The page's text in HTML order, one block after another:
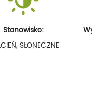
Stanowisko:
SŁONECZNE